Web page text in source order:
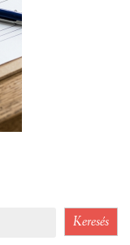
Keresés